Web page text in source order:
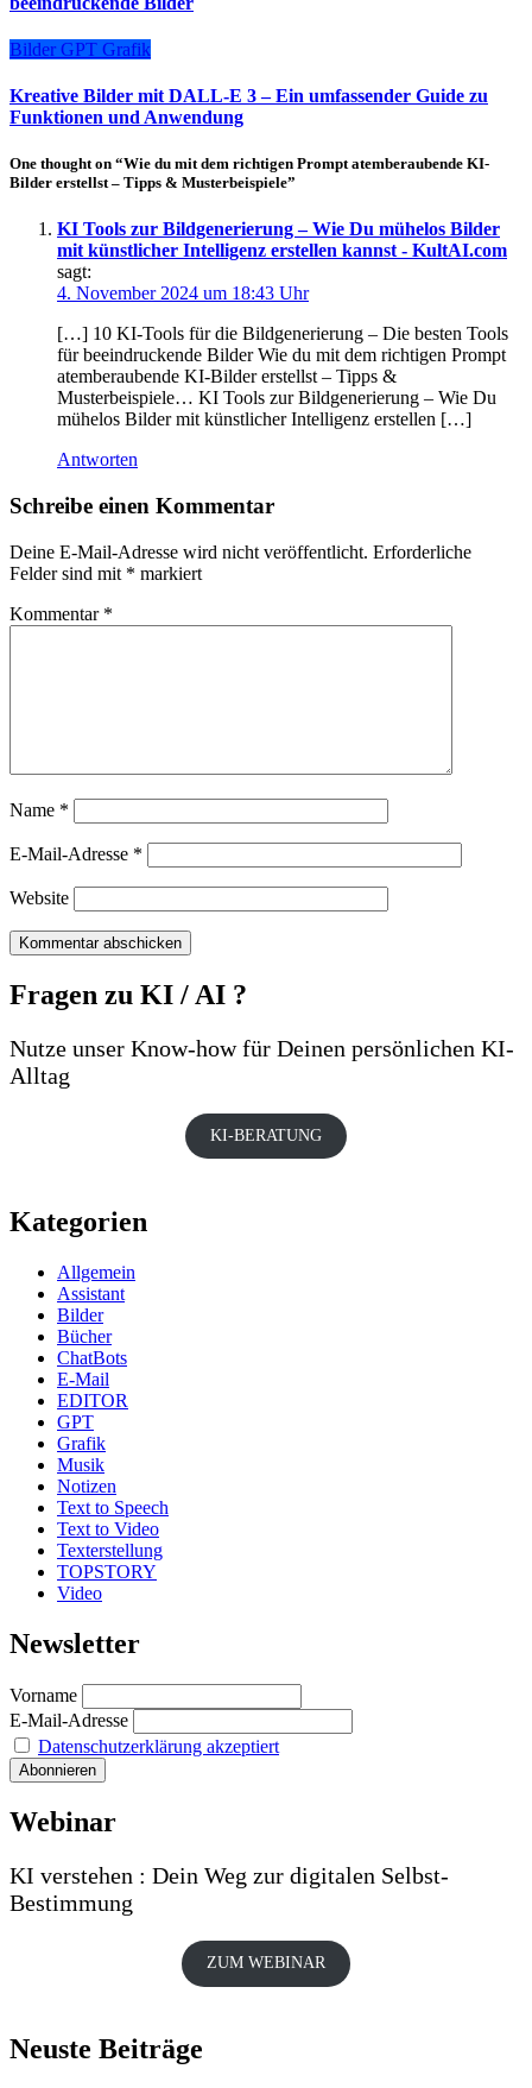
Bilder GPT Grafik
Kreative Bilder mit DALL-E 3 – Ein umfassender Guide zu
Funktionen und Anwendung
One thought on “Wie du mit dem richtigen Prompt atemberaubende KI-
Bilder erstellst – Tipps & Musterbeispiele”
KI Tools zur Bildgenerierung – Wie Du mühelos Bilder
mit künstlicher Intelligenz erstellen kannst - KultAI.com
sagt:
4. November 2024 um 18:43 Uhr
[…] 10 KI-Tools für die Bildgenerierung – Die besten Tools
für beeindruckende Bilder Wie du mit dem richtigen Prompt
atemberaubende KI-Bilder erstellst – Tipps &
Musterbeispiele… KI Tools zur Bildgenerierung – Wie Du
mühelos Bilder mit künstlicher Intelligenz erstellen […]
Antworten
Schreibe einen Kommentar
Deine E-Mail-Adresse wird nicht veröffentlicht. Erforderliche
Felder sind mit * markiert
Kommentar *
Name *
E-Mail-Adresse *
Website
Fragen zu KI / AI ?
Nutze unser Know-how für Deinen persönlichen KI-
Alltag
KI-BERATUNG
Kategorien
Allgemein
Assistant
Bilder
Bücher
ChatBots
E-Mail
EDITOR
GPT
Grafik
Musik
Notizen
Text to Speech
Text to Video
Texterstellung
TOPSTORY
Video
Newsletter
Vorname
E-Mail-Adresse
Datenschutzerklärung akzeptiert
Webinar
KI verstehen : Dein Weg zur digitalen Selbst-
Bestimmung
ZUM WEBINAR
Neuste Beiträge